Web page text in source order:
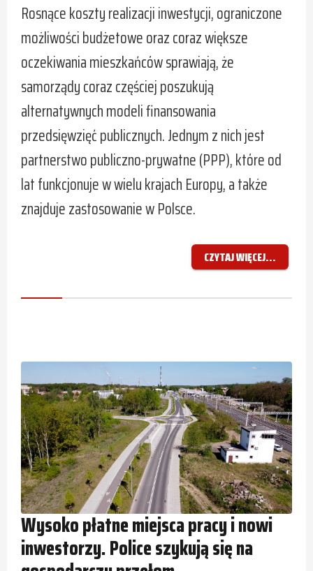
Rosnące koszty realizacji inwestycji, ograniczone
możliwości budżetowe oraz coraz większe
oczekiwania mieszkańców sprawiają, że
samorządy coraz częściej poszukują
alternatywnych modeli finansowania
przedsięwzięć publicznych. Jednym z nich jest
partnerstwo publiczno-prywatne (PPP), które od
lat funkcjonuje w wielu krajach Europy, a także
znajduje zastosowanie w Polsce.
CZYTAJ WIĘCEJ...
Wysoko płatne miejsca pracy i nowi
inwestorzy. Police szykują się na